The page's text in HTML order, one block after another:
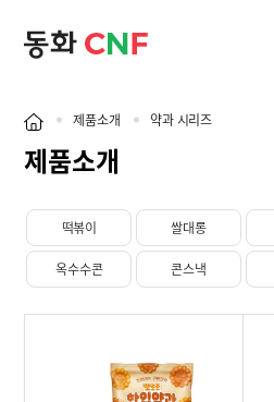
제품소개 약과 시리즈
제품소개
떡볶이 쌀대롱
옥수수콘 콘스낵